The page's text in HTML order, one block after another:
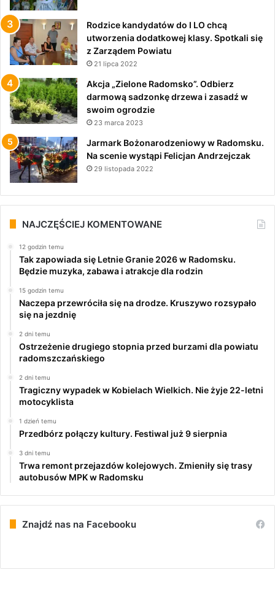
Rodzice kandydatów do I LO chcą
utworzenia dodatkowej klasy. Spotkali się
z Zarządem Powiatu
21 lipca 2022
Akcja „Zielone Radomsko”. Odbierz
darmową sadzonkę drzewa i zasadź w
swoim ogrodzie
23 marca 2023
Jarmark Bożonarodzeniowy w Radomsku.
Na scenie wystąpi Felicjan Andrzejczak
29 listopada 2022
NAJCZĘŚCIEJ KOMENTOWANE
12 godzin temu
Tak zapowiada się Letnie Granie 2026 w Radomsku.
Będzie muzyka, zabawa i atrakcje dla rodzin
15 godzin temu
Naczepa przewróciła się na drodze. Kruszywo rozsypało
się na jezdnię
2 dni temu
Ostrzeżenie drugiego stopnia przed burzami dla powiatu
radomszczańskiego
2 dni temu
Tragiczny wypadek w Kobielach Wielkich. Nie żyje 22-letni
motocyklista
1 dzień temu
Przedbórz połączy kultury. Festiwal już 9 sierpnia
3 dni temu
Trwa remont przejazdów kolejowych. Zmieniły się trasy
autobusów MPK w Radomsku
Znajdź nas na Facebooku